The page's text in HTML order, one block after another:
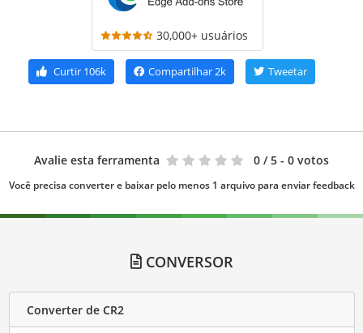
30,000+ usuários
Curtir 106k Compartilhar2k Tweetar
Avalie esta ferramenta 0 / 5 - 0 votos
Você precisa converter e baixar pelo menos 1 arquivo para enviar feedback
CONVERSOR
Converter de CR2